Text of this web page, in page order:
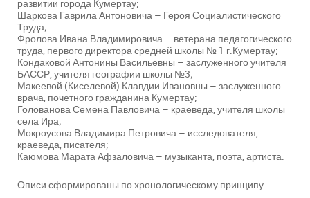
развитии города Кумертау;
Шаркова Гаврила Антоновича – Героя Социалистического
Труда;
Фролова Ивана Владимировича – ветерана педагогического
труда, первого директора средней школы № 1 г.Кумертау;
Кондаковой Антонины Васильевны – заслуженного учителя
БАССР, учителя географии школы №3;
Макеевой (Киселевой) Клавдии Ивановны – заслуженного
врача, почетного гражданина Кумертау;
Голованова Семена Павловича – краеведа, учителя школы
села Ира;
Мокроусова Владимира Петровича – исследователя,
краеведа, писателя;
Каюмова Марата Афзаловича – музыканта, поэта, артиста.
Описи сформированы по хронологическому принципу.